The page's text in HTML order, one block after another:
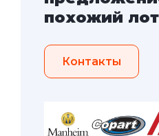
похожий лот
Контакты